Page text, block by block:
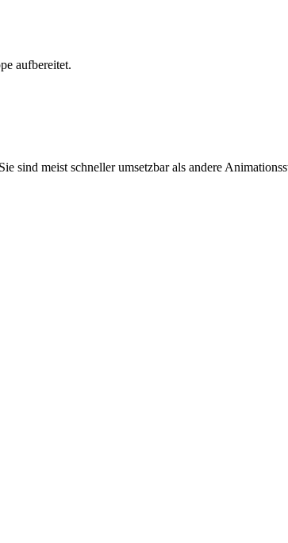
aufbereitet.
sind meist schneller umsetzbar als andere